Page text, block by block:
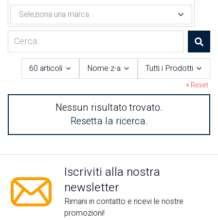
60 articoli Nome z-a Tutti i Prodotti
× Reset
Nessun risultato trovato.
Resetta la ricerca.
Batterie DS
Motori Elettrici Minn Kota
Accessori Minn Kota
Motori Minn Kota nuovi
Motori usati Minn Kota
Motori Fuoribordo Usati
Motori Honda Marine
Motori Suzuki Marine
Prodotti Garmin Marine
Chartplotter
ECHOMAP™
GPSMAP®
Trasduttori
Prodotti Marine Business
Accessori
Santorini
Altro
Pacific
Party
Seleziona una marca
Iscriviti alla nostra
newsletter
Rimani in contatto e ricevi le nostre
promozioni!